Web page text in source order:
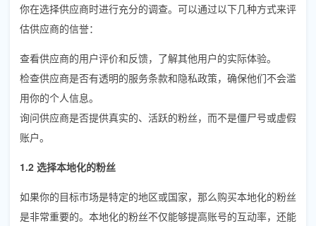
你在选择供应商时进行充分的调查。可以通过以下几种方式来评
估供应商的信誉：
查看供应商的用户评价和反馈，了解其他用户的实际体验。
检查供应商是否有透明的服务条款和隐私政策，确保他们不会滥
用你的个人信息。
询问供应商是否提供真实的、活跃的粉丝，而不是僵尸号或虚假
账户。
1.2 选择本地化的粉丝
如果你的目标市场是特定的地区或国家，那么购买本地化的粉丝
是非常重要的。本地化的粉丝不仅能够提高账号的互动率，还能